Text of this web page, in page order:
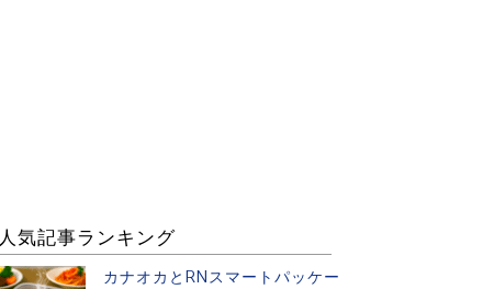
人気記事ランキング
カナオカとRNスマートパッケー